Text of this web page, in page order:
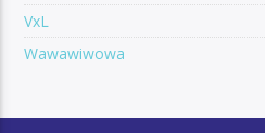
VxL
Wawawiwowa